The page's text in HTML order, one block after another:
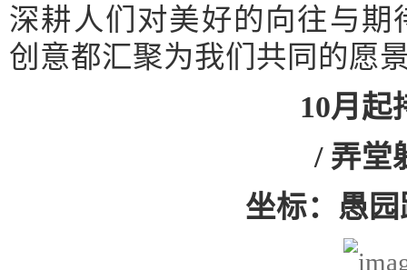
深耕人们对美好的向往与
创意都汇聚为我们共同的愿
10月起
/ 弄堂
坐标：愚